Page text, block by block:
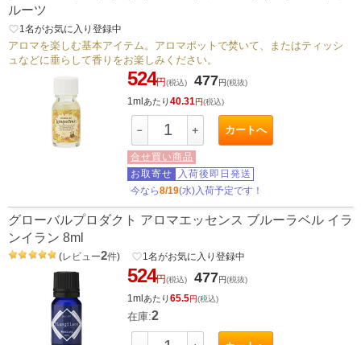
ルーツ
favorite_border1 名がお気に入り登録中
アロマを楽しむ基本アイテム。アロマポットで焚いて、またはティッシ
ュなどに垂らして香りをお楽しみください。
524円(税込) 477円(税抜)
1mlあたり40.31円(税込)
－ ＋ カートへ
合せ買い商品
お取寄せ
入荷後即日発送
今なら8/19(水)入荷予定です！
グローバルプロダクト アロマエッセンス ブルーラベル イラ
ンイラン 8ml
(レビュー2件) favorite_border1 名がお気に入り登録中
524円(税込) 477円(税抜)
1mlあたり65.5円(税込)
在庫:2